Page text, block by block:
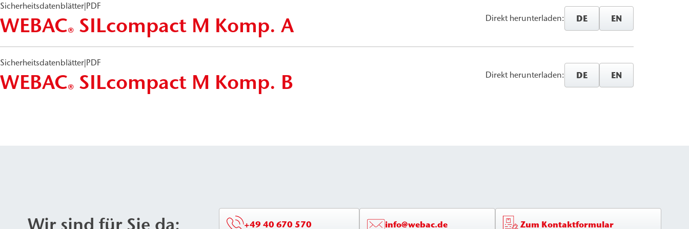
Sicherheitsdatenblätter|PDF
WEBAC® SILcompact M Komp. A Direkt herunterladen: DE EN
Sicherheitsdatenblätter PDF
WEBAC® SILcompact M Komp. B Direkt herunterladen: DE EN
Wir sind für Sie da: +49 40 670 570 info@webac.de Zum Kontaktformular